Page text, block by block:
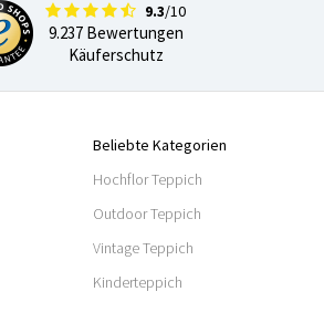
9.3/10
9.237 Bewertungen
Käuferschutz
Beliebte Kategorien
Hochflor Teppich
Outdoor Teppich
Vintage Teppich
Kinderteppich